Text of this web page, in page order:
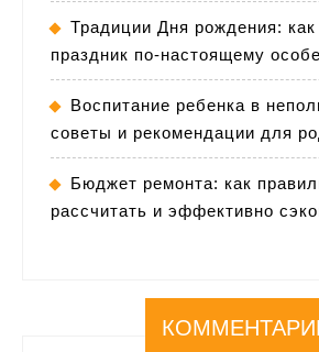
Традиции Дня рождения: как
праздник по-настоящему
Воспитание ребенка в
советы и рекомендации для
Бюджет ремонта: как
рассчитать и эффективно